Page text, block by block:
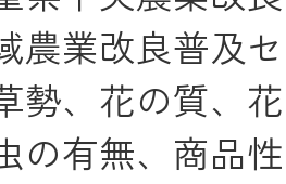
農業改良普及
勢、花の質、
の有無、商品